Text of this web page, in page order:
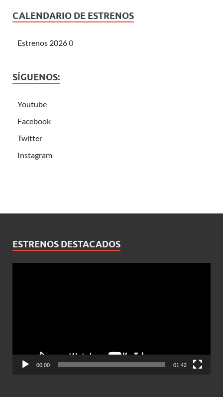
CALENDARIO DE ESTRENOS
Estrenos 20260
SÍGUENOS:
Youtube
Facebook
Twitter
Instagram
ESTRENOS DESTACADOS
00:00 01:42